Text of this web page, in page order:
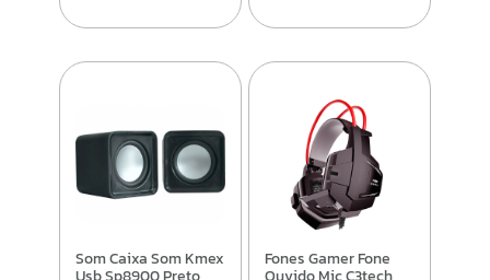
Som Caixa Som Kmex Fones Gamer Fone